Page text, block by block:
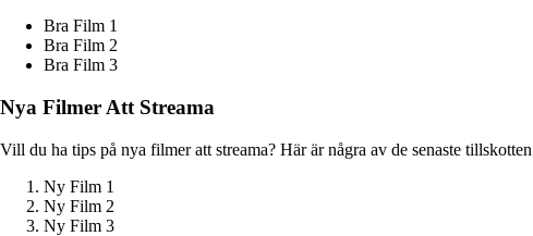
Bra Film 1
Bra Film 2
Bra Film 3
Nya Filmer Att Streama
Vill du ha tips på nya filmer att streama? Här är några av de senaste
Ny Film 1
Ny Film 2
Ny Film 3